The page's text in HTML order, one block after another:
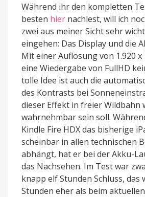
Während ihr den kompletten
besten hier nachlest, will ich
zwei aus meiner Sicht sehr
eingehen: Das Display und die
Mit einer Auflösung von 1.920 x
eine Wiedergabe von FullHD
tolle Idee ist auch die
des Kontrasts bei
dieser Effekt in freier Wildbahn
wahrnehmbar sein soll.
Kindle Fire HDX das bisherige
scheinbar in allen technischen
abhängt, hat er bei der Akku-
das Nachsehen. Im Test war
knapp elf Stunden Schluss, das
Stunden eher als beim